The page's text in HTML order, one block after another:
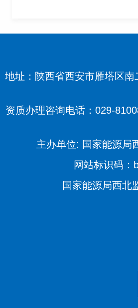
地址：陕西省西安市雁塔区
资质办理咨询电话：029-
主办单位: 国家能源局
网站标识码：
国家能源局西北